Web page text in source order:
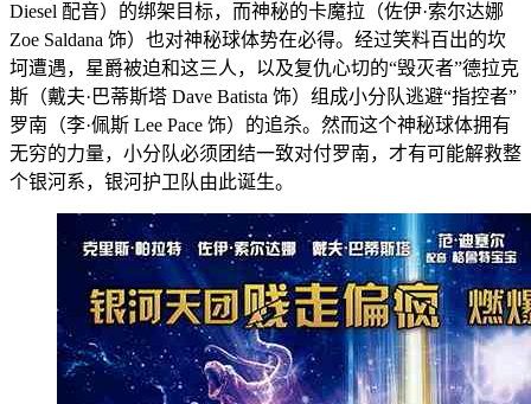
Diesel 配音）的绑架目标，而神秘的卡魔拉（佐伊·索尔达娜
Zoe Saldana 饰）也对神秘球体势在必得。经过笑料百出的坎
坷遭遇，星爵被迫和这三人，以及复仇心切的“毁灭者”德拉克
斯（戴夫·巴蒂斯塔 Dave Batista 饰）组成小分队逃避“指控者”
罗南（李·佩斯 Lee Pace 饰）的追杀。然而这个神秘球体拥有
无穷的力量，小分队必须团结一致对付罗南，才有可能解救整
个银河系，银河护卫队由此诞生。